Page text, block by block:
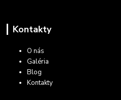
Kontakty
O nás
Galéria
Blog
Kontakty